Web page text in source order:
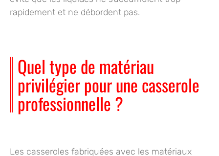
rapidement et ne débordent pas.
Quel type de matériau
privilégier pour une casserole
professionnelle ?
Les casseroles fabriquées avec les matériaux